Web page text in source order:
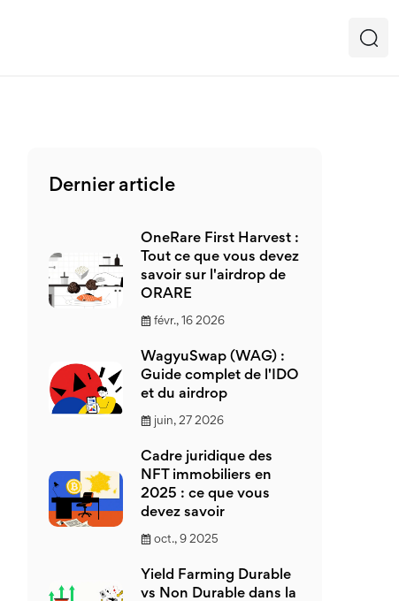
Dernier article
OneRare First Harvest :
Tout ce que vous devez
savoir sur l'airdrop de
ORARE
févr., 16 2026
WagyuSwap (WAG) :
Guide complet de l'IDO
et du airdrop
juin, 27 2026
Cadre juridique des
NFT immobiliers en
2025 : ce que vous
devez savoir
oct., 9 2025
Yield Farming Durable
vs Non Durable dans la